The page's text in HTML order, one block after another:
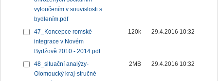
vyloučením v souvislosti s
bydlením.pdf
47_Koncepce romské
integrace v Novém
Bydžově 2010 - 2014.pdf
120k 29.4.2016 10:32
48_situační analýzy-
Olomoucký kraj-stručné
2MB 29.4.2016 10:32